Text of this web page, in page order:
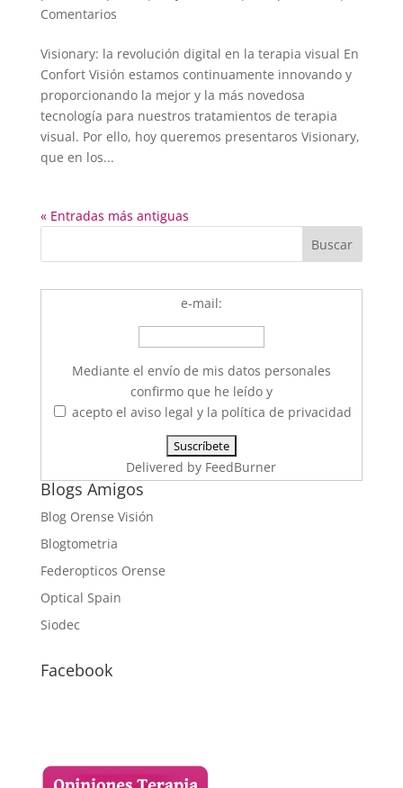
Comentarios
Visionary: la revolución digital en la terapia visual En
Confort Visión estamos continuamente innovando y
proporcionando la mejor y la más novedosa
tecnología para nuestros tratamientos de terapia
visual. Por ello, hoy queremos presentaros Visionary,
que en los...
« Entradas más antiguas
e-mail:
Mediante el envío de mis datos personales
confirmo que he leído y
acepto el aviso legal y la política de privacidad
Delivered by FeedBurner
Blogs Amigos
Blog Orense Visión
Blogtometria
Federopticos Orense
Optical Spain
Siodec
Facebook